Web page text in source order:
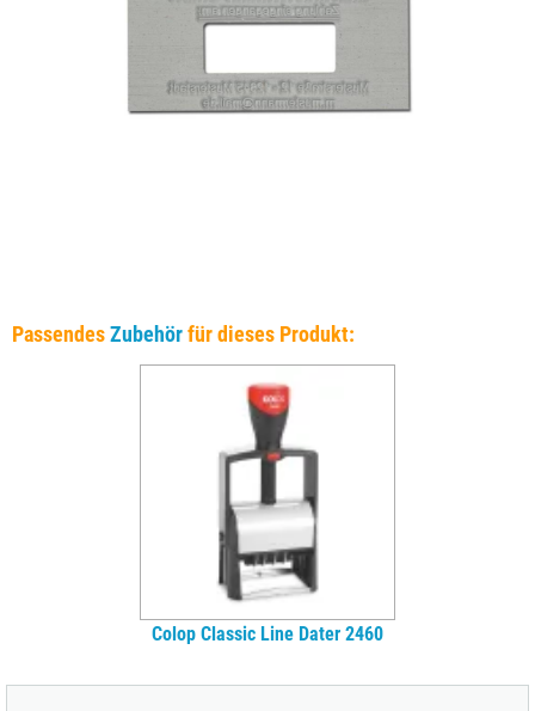
PassendesZubehörfür dieses Produkt:
Colop Classic Line Dater 2460